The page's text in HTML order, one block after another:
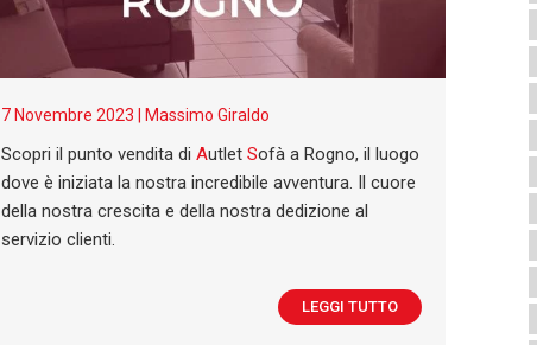
7 Novembre 2023 | Massimo Giraldo
Scopri il punto vendita di Autlet Sofà a Rogno, il luogo
dove è iniziata la nostra incredibile avventura. Il cuore
della nostra crescita e della nostra dedizione al
servizio clienti.
LEGGI TUTTO